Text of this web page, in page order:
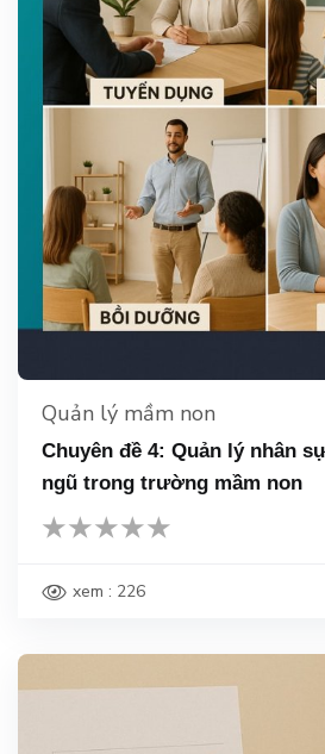
Quản lý mầm non
Chuyên đề 4: Quản lý nhân
ngũ trong trường mầm non
xem : 226